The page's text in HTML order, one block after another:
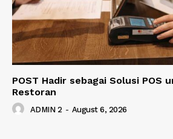
POST Hadir sebagai Solusi POS
Restoran
ADMIN 2 - August 6, 2026